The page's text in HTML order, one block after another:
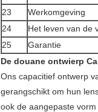
23
Werkomgeving
24
Het leven van de
25
Garantie
De douane ontwierp
Ons capacitief ontwerp
gerangschikt om hun
ook de aangepaste